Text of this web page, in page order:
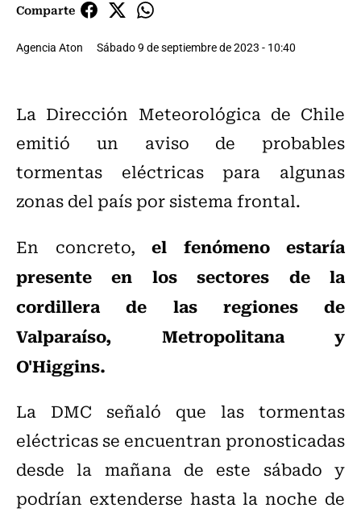
Comparte
Agencia Aton Sábado 9 de septiembre de 2023 - 10:40
La Dirección Meteorológica de Chile
emitió un aviso de probables
tormentas eléctricas para algunas
zonas del país por sistema frontal.
En concreto, el fenómeno estaría
presente en los sectores de la
cordillera de las regiones de
Valparaíso, Metropolitana y
O'Higgins.
La DMC señaló que las tormentas
eléctricas se encuentran pronosticadas
desde la mañana de este sábado y
podrían extenderse hasta la noche de